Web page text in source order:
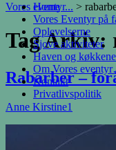
Home
Vores Eventyr på
Oplevelserne
Sjove aktiviteter
Haven og
Om Vores
Kontakt
Privatlivspolitik
Vores eventyr... >
Tag Arkiv:
Rabarber –
Anne Kirstine1